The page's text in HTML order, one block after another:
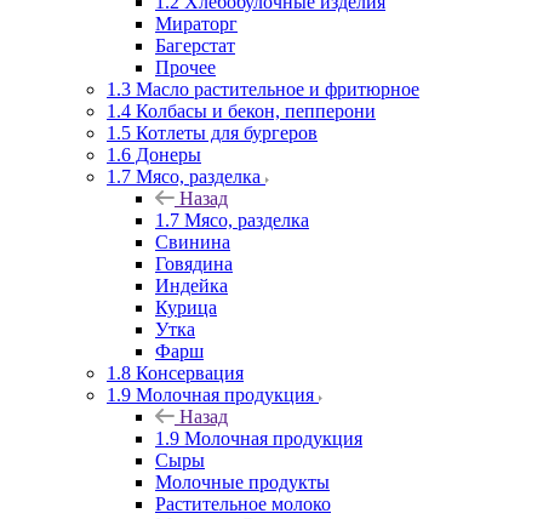
Мираторг
Багерстат
Прочее
1.3 Масло растительное и фритюрное
1.4 Колбасы и бекон, пепперони
1.5 Котлеты для бургеров
1.6 Донеры
1.7 Мясо, разделка
Назад
1.7 Мясо, разделка
Свинина
Говядина
Индейка
Курица
Утка
Фарш
1.8 Консервация
1.9 Молочная продукция
Назад
1.9 Молочная продукция
Сыры
Молочные продукты
Растительное молоко